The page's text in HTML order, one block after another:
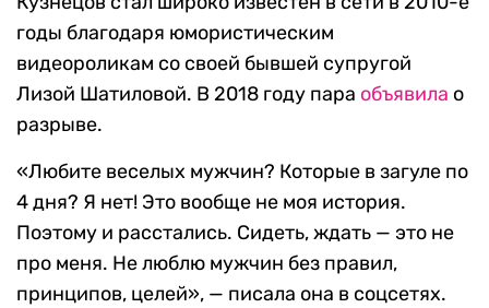
годы благодаря юмористическим
видеороликам со своей бывшей супругой
Лизой Шатиловой. В 2018 году пара объявила о
разрыве.
«Любите веселых мужчин? Которые в загуле по
4 дня? Я нет! Это вообще не моя история.
Поэтому и расстались. Сидеть, ждать — это не
про меня. Не люблю мужчин без правил,
принципов, целей», — писала она в соцсетях.